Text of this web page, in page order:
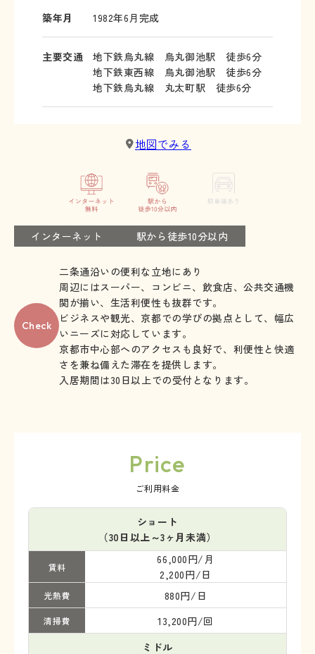
築年月 1982年6月完成
主要交通
地下鉄烏丸線 烏丸御池駅 徒歩6分
地下鉄東西線 烏丸御池駅 徒歩6分
地下鉄烏丸線 丸太町駅 徒歩6分
地図でみる
インターネット 駅から徒歩10分以内
Check
二条通沿いの便利な立地にあり
周辺にはスーパー、コンビニ、飲食店、公共交通機
関が揃い、生活利便性も抜群です。
ビジネスや観光、京都での学びの拠点として、幅広
いニーズに対応しています。
京都市中心部へのアクセスも良好で、利便性と快適
さを兼ね備えた滞在を提供します。
入居期間は30日以上での受付となります。
Price
ご利用料金
ショート
（30日以上～3ヶ月未満）
賃料
66,000円/月
2,200円/日
光熱費 880円/日
清掃費
13,200円/回
ミドル